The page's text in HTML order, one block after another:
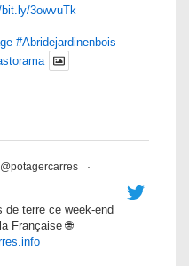
3owvuTk
#Abridejardinenbois
@potagercarres
·
terre ce week-end
Française 🌐